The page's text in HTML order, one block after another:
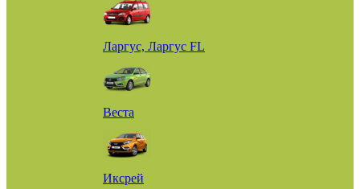
Ларгус, Ларгус FL
Веста
Иксрей